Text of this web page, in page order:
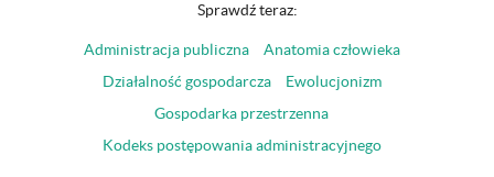
Sprawdź teraz:
Administracja publiczna
Anatomia człowieka
Działalność gospodarcza
Ewolucjonizm
Gospodarka przestrzenna
Kodeks postępowania administracyjnego